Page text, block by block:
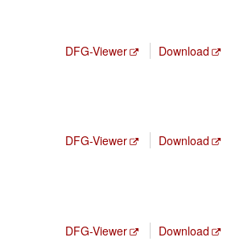
DFG-Viewer Download
DFG-Viewer Download
DFG-Viewer Download